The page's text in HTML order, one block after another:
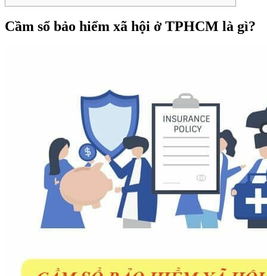
Cầm sổ bảo hiểm xã hội ở TPHCM là gì?